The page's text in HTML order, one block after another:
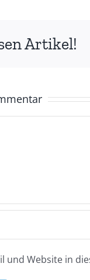
Artikel!
und Website in